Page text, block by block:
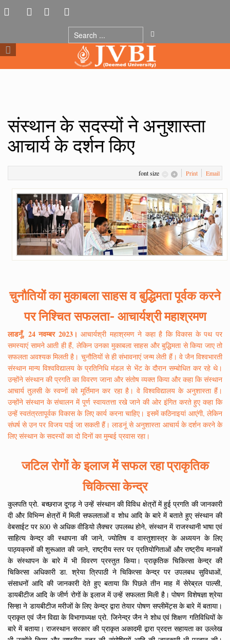
संस्थान के सदस्यों ने अनुशास्ता
आचार्य के दर्शन किए
font size Print Email
चुनौतियों का मुकाबला साहस व बुद्धिमता पूर्वक करने
पर निश्चित सफलता- आचार्यश्री महाश्रमण
लाडनूँ, 24 नवम्बर 2023। आचार्यश्री महाश्रमण ने कहा है कि विकास के पथ पर
समस्याएं सामने आती ही हैं, लेकिन उनका मुकाबला साहस और बुद्धिमता से किया जाए तो
सफलता अवश्यक मिलती है। चुनौतियों से ही संभावनाएं जन्म लेती हैं। वे जैन विश्वभारती
संस्थान मान्य विश्वविद्यालय के प्रतिनिधि मंडल से भेंट के दौरान सम्बोधित कर रहे थे।
उन्होंने संस्थान की प्रगति का विवरण जाना और संतोष व्यक्त किया और कहा कि संस्थान
आचार्य तुलसी के स्वप्नों को मूर्तिमान कर रहा है। वे विश्वविद्यालय के अनुशास्ता हैं।
उन्होंने संस्थान के संचालन में पूर्ण स्वायतत्ता रखे जाने की ओर इंगित करते हुए कहा कि
उन्हें स्वतंत्रतापूर्वक विकास के लिए कार्य करना चाहिए। इसमें कठिनाइयां आएंगी, लेकिन
संघर्ष से उन पर विजय पाई जा सकती हैं। लाडनूं से अनुशास्ता आचार्य के दर्शन करने के
लिए संस्थान के सदस्यों का दो दिनों का मुम्बई प्रवास रहा।
जटिल रोगों के इलाज में सफल रहा प्राकृतिक
चिकित्सा केन्द्र
कुलपति प्रो. बच्छराज दूगड़ ने उन्हें संस्थान की विविध क्षेत्रों में हुई प्रगति की जानकारी
दी और विभिन्न क्षेत्रों में मिली सफलताओं व शोध आदि के बारे में बताते हुए संस्थान की
वेबसाईट पर 800 से अधिक वीडियो लैक्चर उपलब्ध होने, संस्थान में राजस्थानी भाषा एवं
साहित्य केन्द्र की स्थापना की जाने, ज्योतिष व वास्तुशास्त्र के अध्ययन के लिए
पाठ्यक्रमों की शुरूआत की जाने, राष्ट्रीय स्तर पर प्रतियोगिताओं और राष्ट्रीय मानकों
के संस्थापन के बारे में भी विवरण प्रस्तुत किया। प्राकृतिक चिकित्सा केन्द्र की
चिकित्सा अधिकारी डा. श्रेया त्रिपाठी ने चिकित्सा केन्द्र पर उपलबध सुविधाओं,
संसाधनों आदि की जानकारी देते हुए बताया कि पिछले तीन माह में सेरेब्रल पाल्सी,
डायबीटीज आदि के जीर्ण रोगों के इलाज में उन्हें सफलता मिली है। पोषण विशेषज्ञा श्रेया
सिन्हा ने डायबीटीज मरीजों के लिए केन्द्र द्वारा तेयार पोषण सप्लीमेंट्स के बारे में बताया।
प्राकृत एवं जैन विद्या के विभागाध्यक्ष प्रो. जिनेन्द्र जैन ने शोध एवं शिक्षण गतिविधियों के
बारे में बताया। राजस्थान सरकार की प्राकृत अकादमी द्वारा प्रदत्त सहायता का उल्लेख